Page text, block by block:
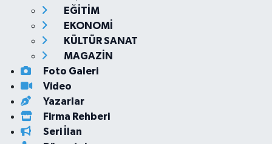
EĞİTİM
EKONOMİ
KÜLTÜR SANAT
MAGAZİN
Foto Galeri
Video
Yazarlar
Firma Rehberi
Seri İlan